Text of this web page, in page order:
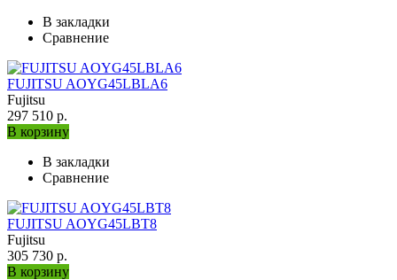
В закладки
Сравнение
FUJITSU AOYG45LBLA6
Fujitsu
297 510 р.
В корзину
В закладки
Сравнение
FUJITSU AOYG45LBT8
Fujitsu
305 730 р.
В корзину